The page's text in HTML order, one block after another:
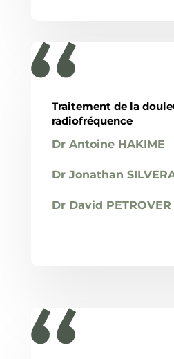
Traitement de la
radiofréquence
Dr Antoine HAKIME
Dr Jonathan
Dr David PETROVER